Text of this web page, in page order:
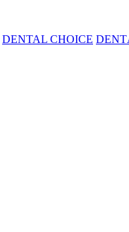
DENTAL CHOICE